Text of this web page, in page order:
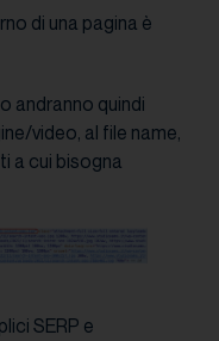
di una pagina è
andranno quindi
video, al file name,
a cui bisogna
SERP e